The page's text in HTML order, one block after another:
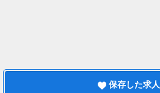
保存した求人